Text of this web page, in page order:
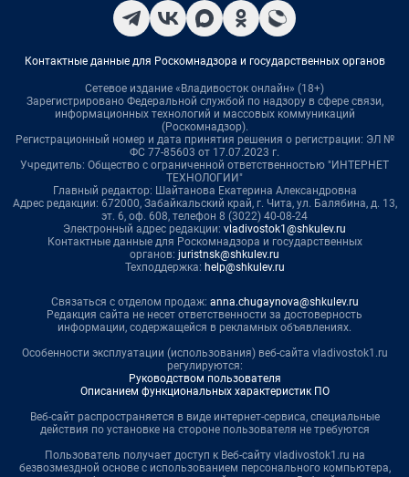
Контактные данные для Роскомнадзора и государственных органов
Сетевое издание «Владивосток онлайн» (18+)
Зарегистрировано Федеральной службой по надзору в сфере связи,
информационных технологий и массовых коммуникаций
(Роскомнадзор).
Регистрационный номер и дата принятия решения о регистрации: ЭЛ №
ФС 77-85603 от 17.07.2023 г.
Учредитель: Общество с ограниченной ответственностью "ИНТЕРНЕТ
ТЕХНОЛОГИИ"
Главный редактор: Шайтанова Екатерина Александровна
Адрес редакции: 672000, Забайкальский край, г. Чита, ул. Балябина, д. 13,
эт. 6, оф. 608, телефон 8 (3022) 40-08-24
Электронный адрес редакции: vladivostok1@shkulev.ru
Контактные данные для Роскомнадзора и государственных
органов: juristnsk@shkulev.ru
Техподдержка: help@shkulev.ru
Связаться с отделом продаж: anna.chugaynova@shkulev.ru
Редакция сайта не несет ответственности за достоверность
информации, содержащейся в рекламных объявлениях.
Особенности эксплуатации (использования) веб-сайта vladivostok1.ru
регулируются:
Руководством пользователя
Описанием функциональных характеристик ПО
Веб-сайт распространяется в виде интернет-сервиса, специальные
действия по установке на стороне пользователя не требуются
Пользователь получает доступ к Веб-сайту vladivostok1.ru на
безвозмездной основе с использованием персонального компьютера,